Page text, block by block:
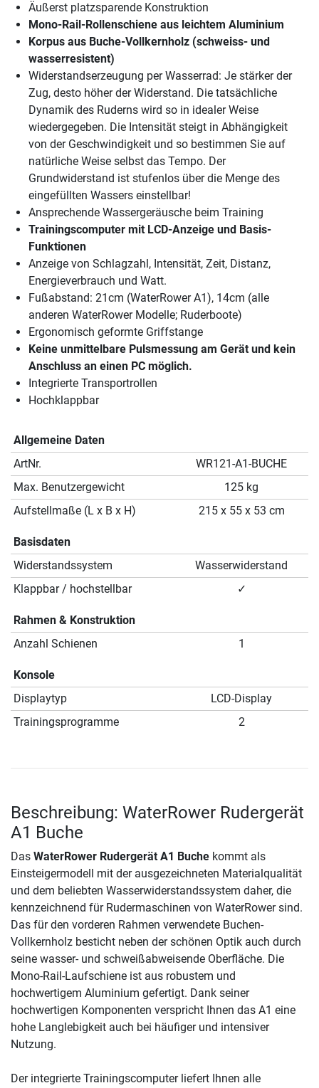
Äußerst platzsparende Konstruktion
Mono-Rail-Rollenschiene aus leichtem Aluminium
Korpus aus Buche-Vollkernholz (schweiss- und
wasserresistent)
Widerstandserzeugung per Wasserrad: Je stärker der
Zug, desto höher der Widerstand. Die tatsächliche
Dynamik des Ruderns wird so in idealer Weise
wiedergegeben. Die Intensität steigt in Abhängigkeit
von der Geschwindigkeit und so bestimmen Sie auf
natürliche Weise selbst das Tempo. Der
Grundwiderstand ist stufenlos über die Menge des
eingefüllten Wassers einstellbar!
Ansprechende Wassergeräusche beim Training
Trainingscomputer mit LCD-Anzeige und Basis-
Funktionen
Anzeige von Schlagzahl, Intensität, Zeit, Distanz,
Energieverbrauch und Watt.
Fußabstand: 21cm (WaterRower A1), 14cm (alle
anderen WaterRower Modelle; Ruderboote)
Ergonomisch geformte Griffstange
Keine unmittelbare Pulsmessung am Gerät und kein
Anschluss an einen PC möglich.
Integrierte Transportrollen
Hochklappbar
Allgemeine Daten
ArtNr.
WR121-A1-BUCHE
Max. Benutzergewicht
125 kg
Aufstellmaße (L x B x H)
215 x 55 x 53 cm
Basisdaten
Widerstandssystem
Wasserwiderstand
Klappbar / hochstellbar
✓
Rahmen & Konstruktion
Anzahl Schienen
1
Konsole
Displaytyp
LCD-Display
Trainingsprogramme
2
Beschreibung: WaterRower Rudergerät
A1 Buche
Das WaterRower Rudergerät A1 Buche kommt als
Einsteigermodell mit der ausgezeichneten Materialqualität
und dem beliebten Wasserwiderstandssystem daher, die
kennzeichnend für Rudermaschinen von WaterRower sind.
Das für den vorderen Rahmen verwendete Buchen-
Vollkernholz besticht neben der schönen Optik auch durch
seine wasser- und schweißabweisende Oberfläche. Die
Mono-Rail-Laufschiene ist aus robustem und
hochwertigem Aluminium gefertigt. Dank seiner
hochwertigen Komponenten verspricht Ihnen das A1 eine
hohe Langlebigkeit auch bei häufiger und intensiver
Nutzung.
Der integrierte Trainingscomputer liefert Ihnen alle